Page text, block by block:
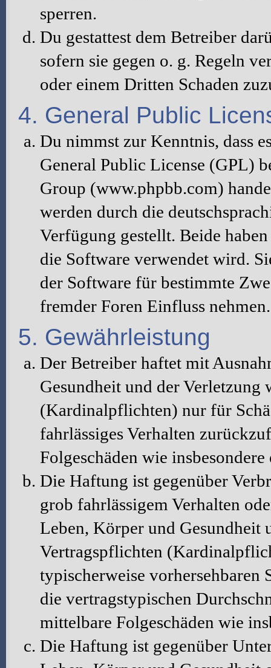
sperren.
Du gestattest dem Betreiber
sofern sie gegen o. g. Regeln
oder einem Dritten Schaden
4. General Public
Du nimmst zur Kenntnis, dass
General Public License (GPL)
Group (www.phpbb.com)
werden durch die
Verfügung gestellt. Beide
die Software verwendet wird.
der Software für bestimmte
fremder Foren Einfluss nehmen.
5. Gewährleistung
Der Betreiber haftet mit
Gesundheit und der
(Kardinalpflichten) nur für
fahrlässiges Verhalten
Folgeschäden wie
Die Haftung ist gegenüber
grob fahrlässigem Verhalten
Leben, Körper und Gesundheit
Vertragspflichten
typischerweise vorhersehbaren
die vertragstypischen
mittelbare Folgeschäden wie
Die Haftung ist gegenüber